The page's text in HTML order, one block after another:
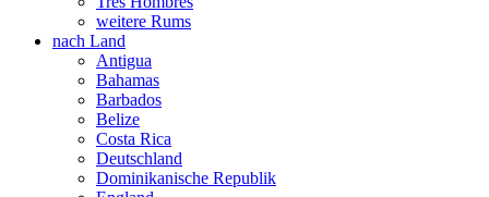
weitere Rums
nach Land
Antigua
Bahamas
Barbados
Belize
Costa Rica
Deutschland
Dominikanische Republik